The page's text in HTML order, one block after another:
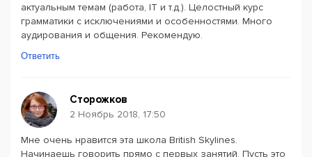
актуальным темам (работа, IТ и т.д.). Целостный курс
грамматики с исключениями и особенностями. Много
аудирования и общения. Рекомендую.
Ответить
Сторожков
2 Ноябрь 2018, 17:50
Мне очень нравится эта школа British Skylines.
Начинаешь говорить прямо с первых занятий. Пусть это